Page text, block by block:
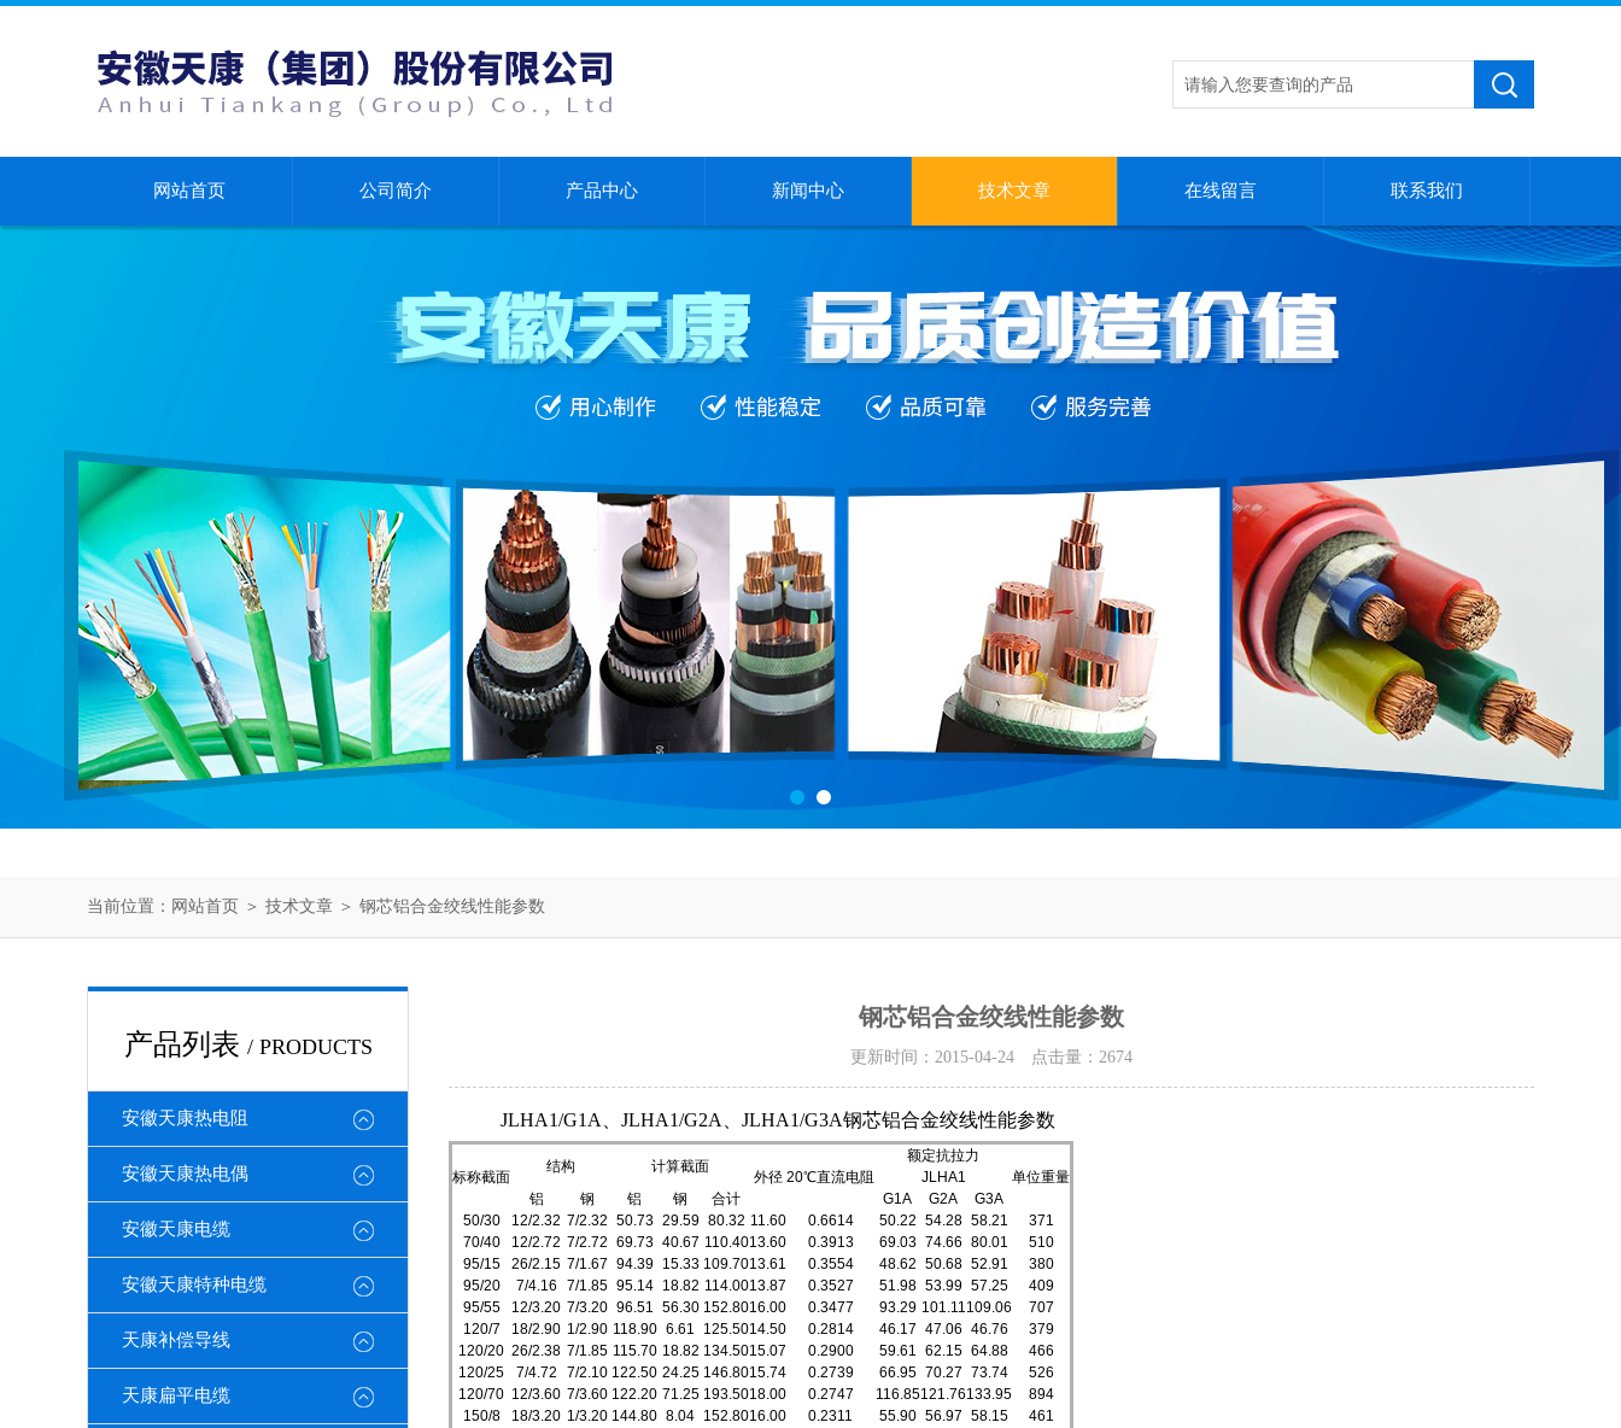
网站首页 公司简介 产品中心 新闻中心 技术文章 在线留言 联系我们
当前位置： 网站首页 ＞ 技术文章 ＞ 钢芯铝合金绞线性能参数
产品列表 / PRODUCTS
安徽天康热电阻
安徽天康热电偶
安徽天康电缆
安徽天康特种电缆
天康补偿导线
天康扁平电缆
钢芯铝合金绞线性能参数
更新时间：2015-04-24 点击量： 2674
JLHA1/G1A、JLHA1/G2A、JLHA1/G3A钢芯铝合金绞线性能参数
标称截面
结构 计算截面
外径 20℃直流电阻
额定抗拉力
单位重量
JLHA1
铝
钢 铝 钢 合计 G1A G2A
G3A
50/30
12/2.32 7/2.32 50.73 29.59 80.32 11.60 0.6614 50.22 54.28 58.21
371
70/40
12/2.72 7/2.72 69.73 40.67 110.4013.60 0.3913 69.03 74.66 80.01
510
95/15
26/2.15 7/1.67 94.39 15.33 109.7013.61 0.3554 48.62 50.68 52.91
380
95/20
7/4.16 7/1.85 95.14 18.82 114.0013.87 0.3527 51.98 53.99 57.25
409
95/55
12/3.20 7/3.20 96.51 56.30 152.8016.00 0.3477 93.29 101.11109.06
707
120/7
18/2.90 1/2.90 118.90 6.61 125.5014.50 0.2814 46.17 47.06 46.76
379
120/20 26/2.38 7/1.85 115.70 18.82 134.5015.07 0.2900 59.61 62.15 64.88
466
120/25
7/4.72 7/2.10 122.50 24.25 146.8015.74 0.2739 66.95 70.27 73.74
526
120/70 12/3.60 7/3.60 122.20 71.25 193.5018.00 0.2747 116.85121.76133.95
894
150/8
18/3.20 1/3.20 144.80 8.04 152.8016.00 0.2311 55.90 56.97 58.15
461